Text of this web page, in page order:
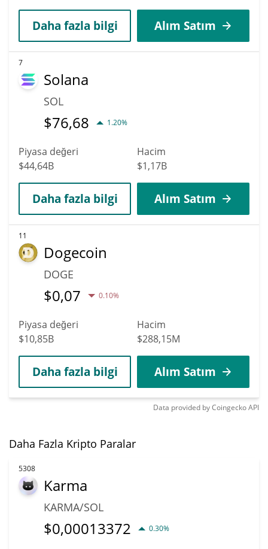
Daha fazla bilgi Alım Satım
7
Solana
SOL
$76,68 1.20%
Piyasa değeri
$44,64B
Hacim
$1,17B
Daha fazla bilgi Alım Satım
11
Dogecoin
DOGE
$0,07 0.10%
Piyasa değeri
$10,85B
Hacim
$288,15M
Daha fazla bilgi Alım Satım
Data provided byCoingeckoAPI
Daha Fazla Kripto Paralar
5308
Karma
KARMA/SOL
$0,00013372 0.30%